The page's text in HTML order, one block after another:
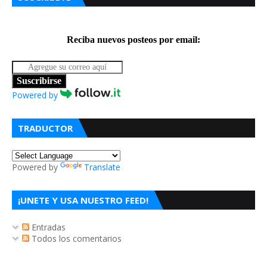
Reciba nuevos posteos por email:
Suscribirse
Powered by
TRADUCTOR
Powered by Translate
¡UNETE Y USA NUESTRO FEED!
Entradas
Todos los comentarios